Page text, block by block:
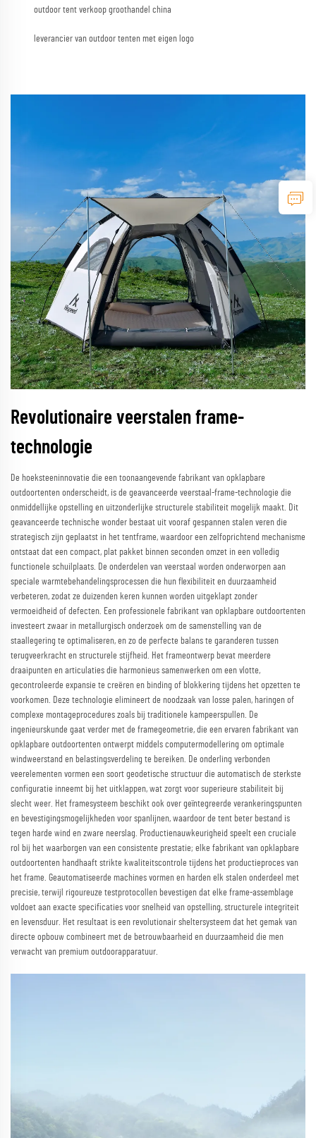
outdoor tent verkoop groothandel china
leverancier van outdoor tenten met eigen logo
Revolutionaire veerstalen frame-
technologie
De hoeksteeninnovatie die een toonaangevende fabrikant van opklapbare
outdoortenten onderscheidt, is de geavanceerde veerstaal-frame-technologie die
onmiddellijke opstelling en uitzonderlijke structurele stabiliteit mogelijk maakt. Dit
geavanceerde technische wonder bestaat uit vooraf gespannen stalen veren die
strategisch zijn geplaatst in het tentframe, waardoor een zelfoprichtend mechanisme
ontstaat dat een compact, plat pakket binnen seconden omzet in een volledig
functionele schuilplaats. De onderdelen van veerstaal worden onderworpen aan
speciale warmtebehandelingsprocessen die hun flexibiliteit en duurzaamheid
verbeteren, zodat ze duizenden keren kunnen worden uitgeklapt zonder
vermoeidheid of defecten. Een professionele fabrikant van opklapbare outdoortenten
investeert zwaar in metallurgisch onderzoek om de samenstelling van de
staallegering te optimaliseren, en zo de perfecte balans te garanderen tussen
terugveerkracht en structurele stijfheid. Het frameontwerp bevat meerdere
draaipunten en articulaties die harmonieus samenwerken om een vlotte,
gecontroleerde expansie te creëren en binding of blokkering tijdens het opzetten te
voorkomen. Deze technologie elimineert de noodzaak van losse palen, haringen of
complexe montageprocedures zoals bij traditionele kampeerspullen. De
ingenieurskunde gaat verder met de framegeometrie, die een ervaren fabrikant van
opklapbare outdoortenten ontwerpt middels computermodellering om optimale
windweerstand en belastingsverdeling te bereiken. De onderling verbonden
veerelementen vormen een soort geodetische structuur die automatisch de sterkste
configuratie inneemt bij het uitklappen, wat zorgt voor superieure stabiliteit bij
slecht weer. Het framesysteem beschikt ook over geïntegreerde verankeringspunten
en bevestigingsmogelijkheden voor spanlijnen, waardoor de tent beter bestand is
tegen harde wind en zware neerslag. Productienauwkeurigheid speelt een cruciale
rol bij het waarborgen van een consistente prestatie; elke fabrikant van opklapbare
outdoortenten handhaaft strikte kwaliteitscontrole tijdens het productieproces van
het frame. Geautomatiseerde machines vormen en harden elk stalen onderdeel met
precisie, terwijl rigoureuze testprotocollen bevestigen dat elke frame-assemblage
voldoet aan exacte specificaties voor snelheid van opstelling, structurele integriteit
en levensduur. Het resultaat is een revolutionair sheltersysteem dat het gemak van
directe opbouw combineert met de betrouwbaarheid en duurzaamheid die men
verwacht van premium outdoorapparatuur.